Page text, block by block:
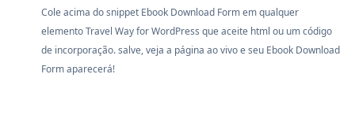
Cole acima do snippet Ebook Download Form em qualquer
elemento Travel Way for WordPress que aceite html ou um código
de incorporação. salve, veja a página ao vivo e seu Ebook Download
Form aparecerá!